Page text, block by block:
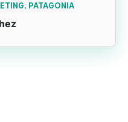
PATAGONIA